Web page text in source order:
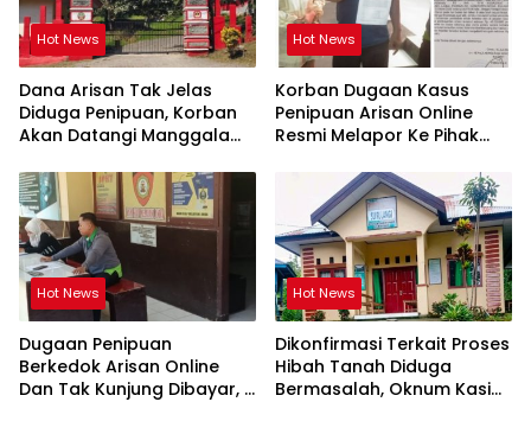
Hot News
Dana Arisan Tak Jelas
Diduga Penipuan, Korban
Akan Datangi Manggala
Kepala Balai Kehutanan
Bulurokeng Turun Tangan
Hot News
Korban Dugaan Kasus
Penipuan Arisan Online
Resmi Melapor Ke Pihak
Hot News
Dugaan Penipuan
Berkedok Arisan Online
Dan Tak Kunjung Dibayar,
Hot News
Dikonfirmasi Terkait Proses
Hibah Tanah Diduga
Bermasalah, Oknum Kasi